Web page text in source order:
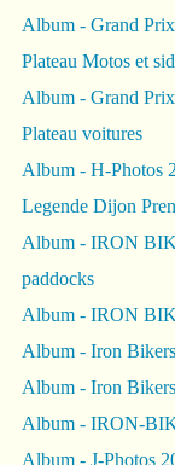
Album - Grand
Plateau Motos et
Album - Grand
Plateau voitures
Album - H-Photos
Legende Dijon
Album - IRON
paddocks
Album - IRON
Album - Iron
Album - Iron
Album - IRON-
Album - J-Photos